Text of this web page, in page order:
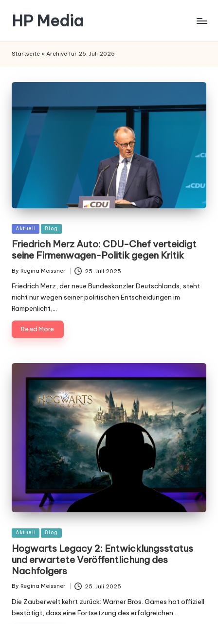
HP Media
Startseite » Archive für 25. Juli 2025
Posted
Aktuell Blog
Friedrich Merz Auto: CDU-Chef verteidigt
seine Firmenwagen-Politik gegen Kritik
Posted
By Regina Meissner 25. Juli 2025
Friedrich Merz, der neue Bundeskanzler Deutschlands, steht
nicht nur wegen seiner politischen Entscheidungen im
Rampenlicht,…
Read More
Posted
Aktuell Blog
Hogwarts Legacy 2: Entwicklungsstatus
und erwartete Veröffentlichung des
Nachfolgers
Posted
By Regina Meissner 25. Juli 2025
Die Zauberwelt kehrt zurück: Warner Bros. Games hat offiziell
bestätigt, dass eine Fortsetzung des erfolgreichen…